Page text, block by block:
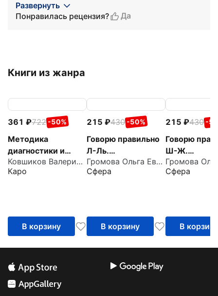
Развернуть
Понравилась рецензия?
Да
Книги из жанра
361 722 -50%
Методика
диагностики и
коррекции
нарушений
существительных
Ковшиков Валерий Анатольевич
Каро
В корзину
215 430 -50%
Говорю правильно
Л-Ль.
Дидактический
материал для
Громова Ольга Евгеньевна
Сфера
В корзину
215 430 -
Говорю
Ш-Ж.
материал
Сфера
В корзину